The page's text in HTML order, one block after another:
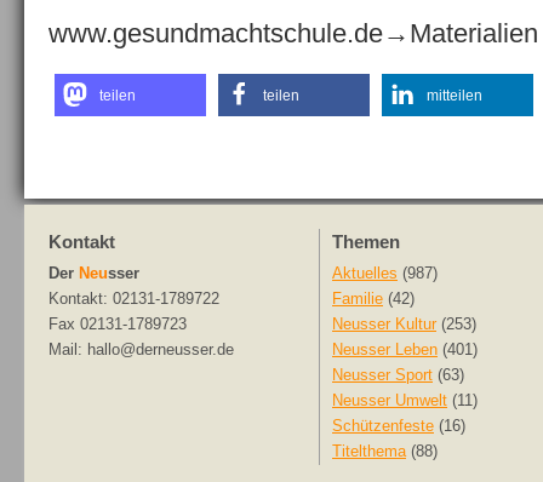
www.gesundmachtschule.de→Materialien
teilen teilen mitteilen
Kontakt
Der Neusser
Kontakt: 02131-1789722
Fax 02131-1789723
Mail: hallo@derneusser.de
Themen
Aktuelles (987)
Familie (42)
Neusser Kultur (253)
Neusser Leben (401)
Neusser Sport (63)
Neusser Umwelt (11)
Schützenfeste (16)
Titelthema(88)